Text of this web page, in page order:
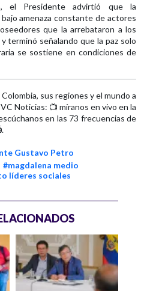
el Presidente advirtió que la
amenaza constante de actores
que la arrebataron a los
terminó señalando que la paz solo
se sostiene en condiciones de
sus regiones y el mundo a
Noticias: 📺 míranos en vivo en la
en las 73 frecuencias de
Gustavo Petro
#magdalena medio
líderes sociales